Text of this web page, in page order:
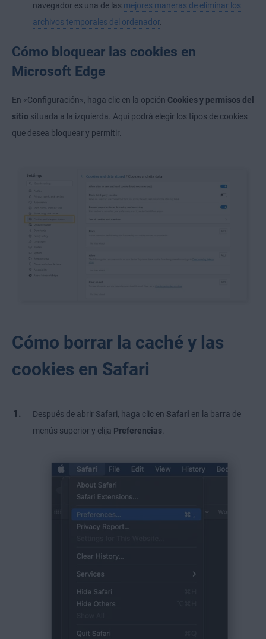
navegador es una de las mejores maneras de eliminar los
archivos temporales del ordenador.
Cómo bloquear las cookies en
Microsoft Edge
En «Configuración», haga clic en la opción Cookies y permisos del
sitio situada a la izquierda. Aquí podrá elegir los tipos de cookies
que desea bloquear y permitir.
Cómo borrar la caché y las
cookies en Safari
Después de abrir Safari, haga clic en Safari en la barra de
menús superior y elija Preferencias